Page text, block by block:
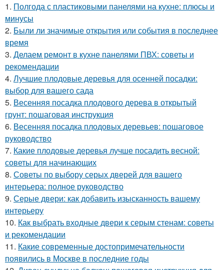
1. Полгода с пластиковыми панелями на кухне: плюсы и
минусы
2. Были ли значимые открытия или события в последнее
время
3. Делаем ремонт в кухне панелями ПВХ: советы и
рекомендации
4. Лучшие плодовые деревья для осенней посадки:
выбор для вашего сада
5. Весенняя посадка плодового дерева в открытый
грунт: пошаговая инструкция
6. Весенняя посадка плодовых деревьев: пошаговое
руководство
7. Какие плодовые деревья лучше посадить весной:
советы для начинающих
8. Советы по выбору серых дверей для вашего
интерьера: полное руководство
9. Серые двери: как добавить изысканность вашему
интерьеру
10. Как выбрать входные двери к серым стенам: советы
и рекомендации
11. Какие современные достопримечательности
появились в Москве в последние годы